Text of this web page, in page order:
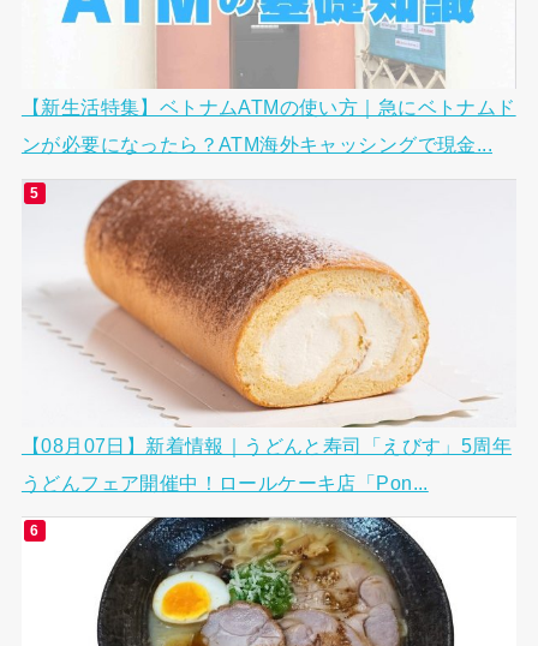
【新生活特集】ベトナムATMの使い方｜急にベトナムド
ンが必要になったら？ATM海外キャッシングで現金...
【08月07日】新着情報｜うどんと寿司「えびす」5周年
うどんフェア開催中！ロールケーキ店「Pon...